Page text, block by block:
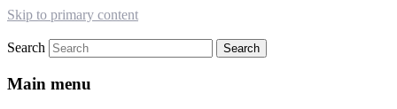
Skip to primary content
s-lehmann.de
Search
Main menu